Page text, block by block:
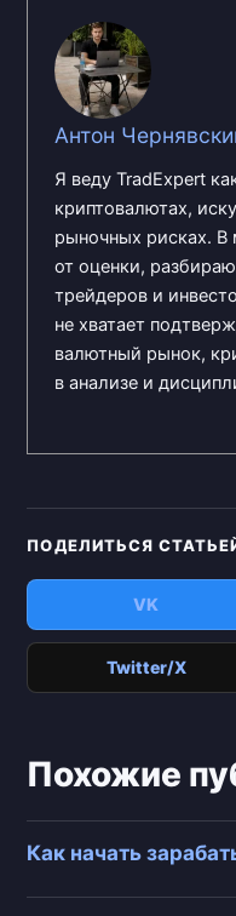
Антон
Я веду TradExpert
криптовалютах,
рыночных рисках. В
от оценки,
трейдеров и
не хватает
валютный рынок,
в анализе и
ПОДЕЛИТЬСЯ
VK
Twitter/X
Похожие
Как начать